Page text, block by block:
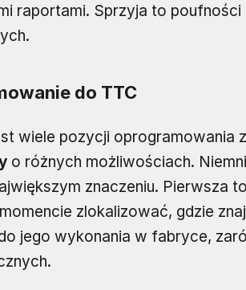
raportami. Sprzyja to
do TTC
wiele pozycji oprogramowania
o różnych możliwościach.
znaczeniu. Pierwsza
zlokalizować, gdzie
jego wykonania w fabryce,